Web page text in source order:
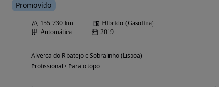
Promovido
155 730 km
Híbrido (Gasolina)
Automática
2019
Alverca do Ribatejo e Sobralinho (Lisboa)
Profissional • Para o topo